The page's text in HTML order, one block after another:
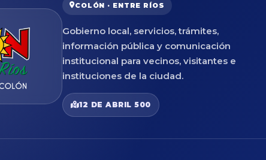
COLÓN · ENTRE RÍOS
Gobierno local, servicios, trámites,
información pública y comunicación
institucional para vecinos, visitantes e
instituciones de la ciudad.
12 DE ABRIL 500